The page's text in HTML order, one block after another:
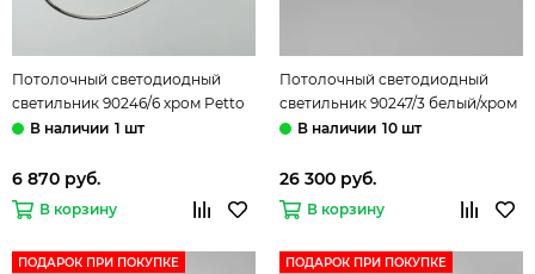
Потолочный светодиодный
светильник 90246/6 хром Petto
Smart Eurosvet1 шт
6 870 руб.
В корзину
Потолочный светодиодный
светильник 90247/3 белый/хром
Luminari Smart Eurosvet
10 шт
26 300 руб.
В корзину
ПОДАРОК ПРИ ПОКУПКЕ
ПОДАРОК ПРИ ПОКУПКЕ